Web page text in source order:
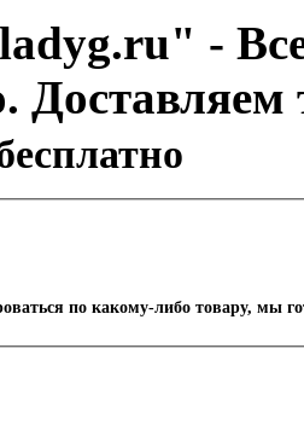
-
по какому-либо товару, мы